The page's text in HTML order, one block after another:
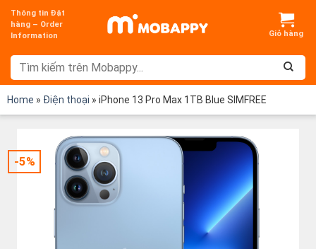
Chuyển
đến
dung
Thông tin Đặt
hàng – Order
Information
Home » Điện thoại » iPhone 13 Pro Max 1TB Blue SIMFREE
-5%